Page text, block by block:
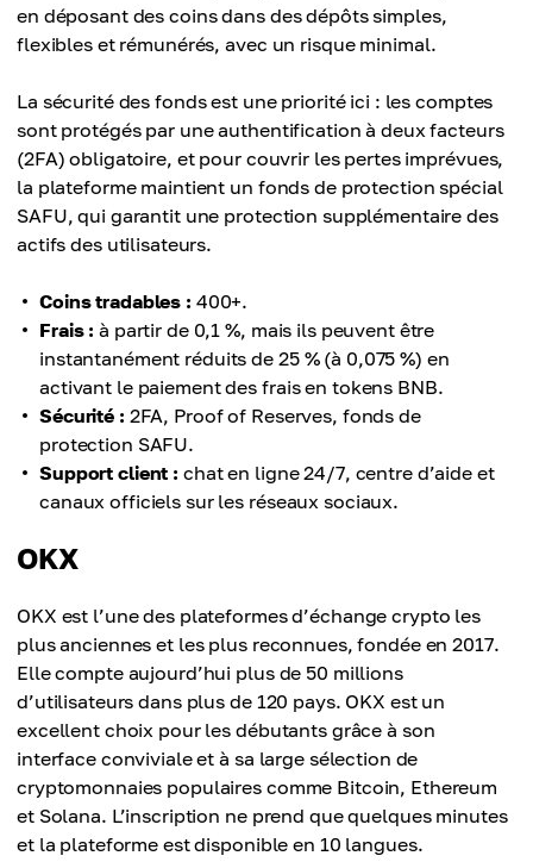
en déposant des coins dans des dépôts simples,
flexibles et rémunérés, avec un risque minimal.
La sécurité des fonds est une priorité ici : les comptes
sont protégés par une authentification à deux facteurs
(2FA) obligatoire, et pour couvrir les pertes imprévues,
la plateforme maintient un fonds de protection spécial
SAFU, qui garantit une protection supplémentaire des
actifs des utilisateurs.
Coins tradables : 400+.
Frais : à partir de 0,1 %, mais ils peuvent être
instantanément réduits de 25 % (à 0,075 %) en
activant le paiement des frais en tokens BNB.
Sécurité : 2FA, Proof of Reserves, fonds de
protection SAFU.
Support client : chat en ligne 24/7, centre d’aide et
canaux officiels sur les réseaux sociaux.
OKX
OKX est l’une des plateformes d’échange crypto les
plus anciennes et les plus reconnues, fondée en 2017.
Elle compte aujourd’hui plus de 50 millions
d’utilisateurs dans plus de 120 pays. OKX est un
excellent choix pour les débutants grâce à son
interface conviviale et à sa large sélection de
cryptomonnaies populaires comme Bitcoin, Ethereum
et Solana. L’inscription ne prend que quelques minutes
et la plateforme est disponible en 10 langues.